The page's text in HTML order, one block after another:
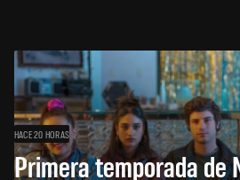
HACE 20 HORAS
Primera temporada de